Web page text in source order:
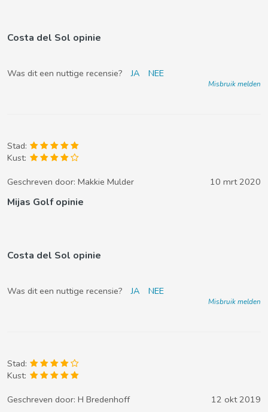
Costa del Sol opinie
Was dit een nuttige recensie? JA NEE
Misbruik melden
Stad:
Kust:
Geschreven door: Makkie Mulder 10 mrt 2020
Mijas Golf opinie
Costa del Sol opinie
Was dit een nuttige recensie? JA NEE
Misbruik melden
Stad:
Kust:
Geschreven door: H Bredenhoff 12 okt 2019